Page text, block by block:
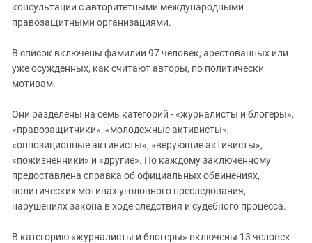
консультации с авторитетными международными
правозащитными организациями.
В список включены фамилии 97 человек, арестованных или
уже осужденных, как считают авторы, по политически
мотивам.
Они разделены на семь категорий - «журналисты и блогеры»,
«правозащитники», «молодежные активисты»,
«оппозиционные активисты», «верующие активисты»,
«пожизненники» и «другие». По каждому заключенному
предоставлена справка об официальных обвинениях,
политических мотивах уголовного преследования,
нарушениях закона в ходе следствия и судебного процесса.
В категорию «журналисты и блогеры» включены 13 человек -